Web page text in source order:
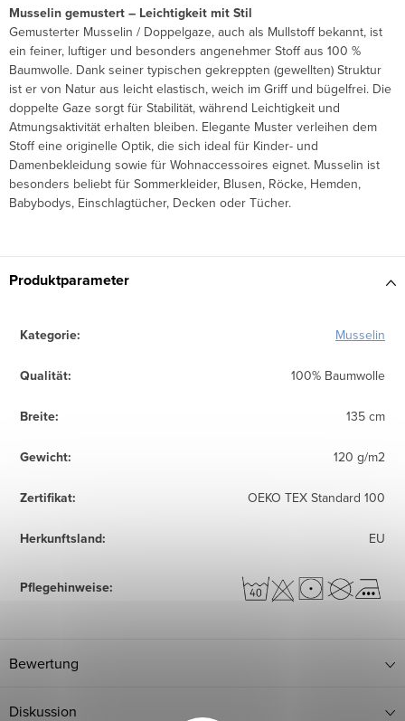
Musselin gemustert – Leichtigkeit mit Stil
Gemusterter Musselin / Doppelgaze, auch als Mullstoff bekannt, ist
ein feiner, luftiger und besonders angenehmer Stoff aus 100 %
Baumwolle. Dank seiner typischen gekreppten (gewellten) Struktur
ist er von Natur aus leicht elastisch, weich im Griff und bügelfrei. Die
doppelte Gaze sorgt für Stabilität, während Leichtigkeit und
Atmungsaktivität erhalten bleiben. Elegante Muster verleihen dem
Stoff eine originelle Optik, die sich ideal für Kinder- und
Damenbekleidung sowie für Wohnaccessoires eignet. Musselin ist
besonders beliebt für Sommerkleider, Blusen, Röcke, Hemden,
Babybodys, Einschlagtücher, Decken oder Tücher.
Produktparameter
Kategorie: Musselin
Qualität: 100% Baumwolle
Breite: 135 cm
Gewicht: 120 g/m2
Zertifikat: OEKO TEX Standard 100
Herkunftsland: EU
Pflegehinweise:
Bewertung
Diskussion